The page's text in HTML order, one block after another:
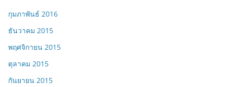
กุมภาพันธ์ 2016
ธันวาคม 2015
พฤศจิกายน 2015
ตุลาคม 2015
กันยายน 2015